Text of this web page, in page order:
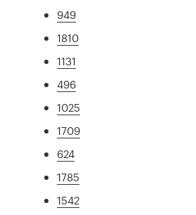
949
1810
1131
496
1025
1709
624
1785
1542